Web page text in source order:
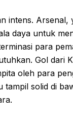
intens. Arsenal,
daya untuk
para
Gol dari
oleh para
tampil solid di